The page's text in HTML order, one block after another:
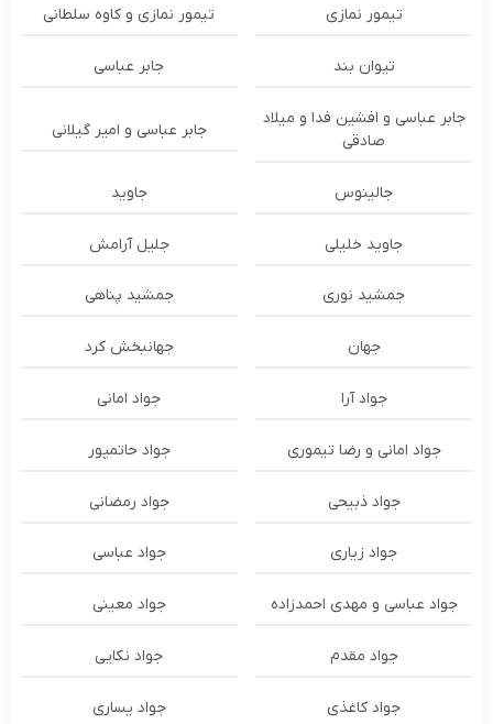
تیمور نمازی تیمور نمازی و کاوه سلطانی
تیوان بند جابر عباسی
جابر عباسی و افشین فدا و میلاد
صادقی
جابر عباسی و امیر گیلانی
جالینوس جاوید
جاوید خلیلی جلیل آرامش
جمشید نوری جمشید پناهی
جهان جهانبخش کرد
جواد آرا جواد امانی
جواد امانی و رضا تیموری جواد حاتمپور
جواد ذبیحی جواد رمضانی
جواد زیاری جواد عباسی
جواد عباسی و مهدی احمدزاده جواد معینی
جواد مقدم جواد نکایی
جواد کاغذی جواد یساری